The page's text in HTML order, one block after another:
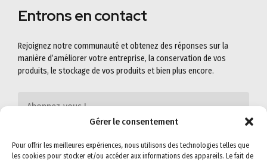
Gérer le consentement
Pour offrir les meilleures expériences, nous utilisons des technologies telles que
les cookies pour stocker et/ou accéder aux informations des appareils. Le fait de
Entrons en contact
Rejoignez notre communauté et obtenez des réponses sur la
manière d’améliorer votre entreprise, la conservation de vos
produits, le stockage de vos produits et bien plus encore.